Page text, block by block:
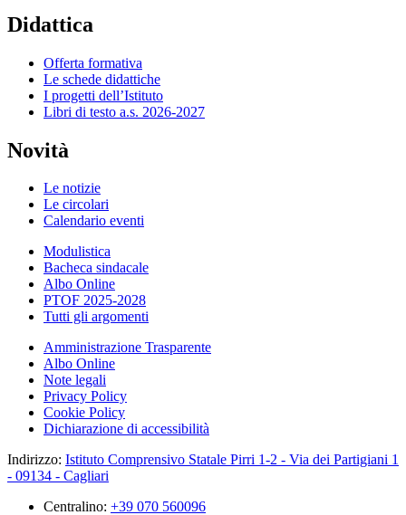
Didattica
Offerta formativa
Le schede didattiche
I progetti dell’Istituto
Libri di testo a.s. 2026-2027
Novità
Le notizie
Le circolari
Calendario eventi
Modulistica
Bacheca sindacale
Albo Online
PTOF 2025-2028
Tutti gli argomenti
Amministrazione Trasparente
Albo Online
Note legali
Privacy Policy
Cookie Policy
Dichiarazione di accessibilità
Indirizzo: Istituto Comprensivo Statale Pirri 1-2 - Via dei Partigiani 1
- 09134 - Cagliari
Centralino: +39 070 560096